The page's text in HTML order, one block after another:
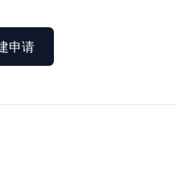
申请